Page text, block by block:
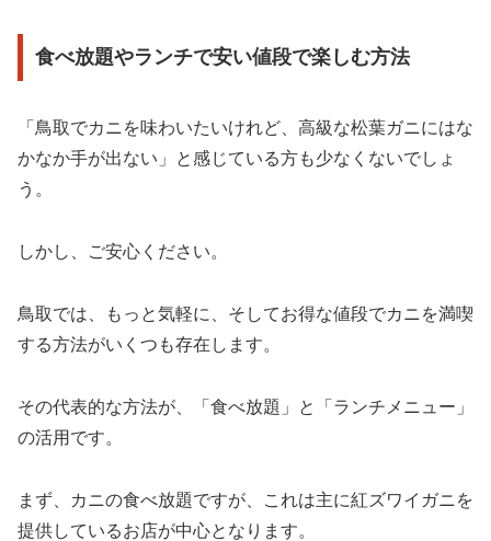
食べ放題やランチで安い値段で楽しむ方法
「鳥取でカニを味わいたいけれど、高級な松葉ガニにはな
かなか手が出ない」と感じている方も少なくないでしょ
う。
しかし、ご安心ください。
鳥取では、もっと気軽に、そしてお得な値段でカニを満喫
する方法がいくつも存在します。
その代表的な方法が、「食べ放題」と「ランチメニュー」
の活用です。
まず、カニの食べ放題ですが、これは主に紅ズワイガニを
提供しているお店が中心となります。